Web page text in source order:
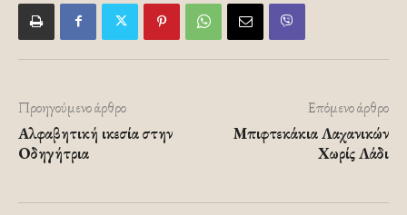
Προηγούμενο άρθρο
Αλφαβητική ικεσία στην
Οδηγήτρια
Επόμενο άρθρο
Μπιφτεκάκια Λαχανικών
Χωρίς Λάδι